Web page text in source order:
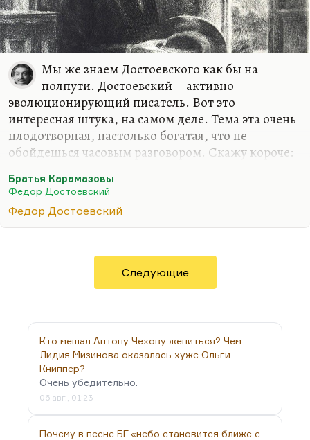
Мы же знаем Достоевского как бы на
полпути. Достоевский – активно
эволюционирующий писатель. Вот это
интересная штука, на самом деле. Тема эта очень
плодотворная, настолько богатая, что не
обойдешься часовым разговором. Скажу короче:
Диккенс действительно какой-то образец, какой-
то праДостоевский, если угодно, на 10 лет
старше. Он умер, не дописав важнейшую вещь,
стала величайшей тайной Диккенса.
Достоевский ушел на полуслове, не дописав
«Братьев Карамазовых». Главная и лучшая часть
житие Алеши – оказалась недописанной. И,
повторяя…
Братья Карамазовы
Федор Достоевский
Федор Достоевский
Следующие
Кто мешал Антону Чехову жениться? Чем
Лидия Мизинова оказалась хуже Ольги
Книппер?
Очень убедительно.
06 авг., 01:23
Почему в песне БГ «небо становится ближе с